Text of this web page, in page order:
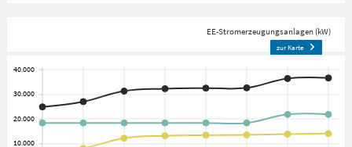
EE-Stromerzeugungsanlagen (kW)
zur Karte